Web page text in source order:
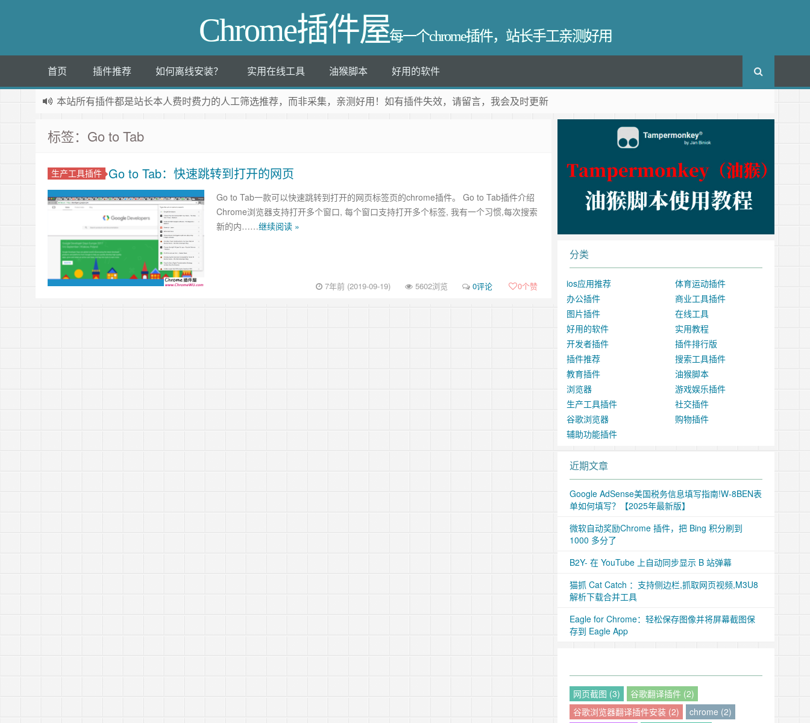
Chrome插件屋每一个chrome插件，站长手工亲测好用
首页 插件推荐 如何离线安装？ 实用在线工具 油猴脚本 好用的软件
本站所有插件都是站长本人费时费力的人工筛选推荐，而非采集，亲测好用！如有插件失效，请留言，我会及时更新
标签：Go to Tab
生产工具插件 Go to Tab：快速跳转到打开的网页
Go to Tab一款可以快速跳转到打开的网页标签页的chrome插件。 Go to Tab插件介绍
Chrome浏览器支持打开多个窗口, 每个窗口支持打开多个标签, 我有一个习惯,每次搜索
新的内……继续阅读 »
7年前 (2019-09-19) 5602浏览 0评论 0个赞
分类
ios应用推荐
体育运动插件
办公插件
商业工具插件
图片插件
在线工具
好用的软件
实用教程
开发者插件
插件排行版
插件推荐
搜索工具插件
教育插件
油猴脚本
浏览器
游戏娱乐插件
生产工具插件
社交插件
谷歌浏览器
购物插件
辅助功能插件
近期文章
Google AdSense美国税务信息填写指南!W-8BEN表
单如何填写？【2025年最新版】
微软自动奖励Chrome 插件，把 Bing 积分刷到
1000 多分了
B2Y- 在 YouTube 上自动同步显示 B 站弹幕
猫抓 Cat Catch ：支持侧边栏,抓取网页视频,M3U8
解析下载合并工具
Eagle for Chrome：轻松保存图像并将屏幕截图保
存到 Eagle App
网页截图 (3)
谷歌翻译插件 (2)
谷歌浏览器翻译插件安装 (2)
chrome (2)